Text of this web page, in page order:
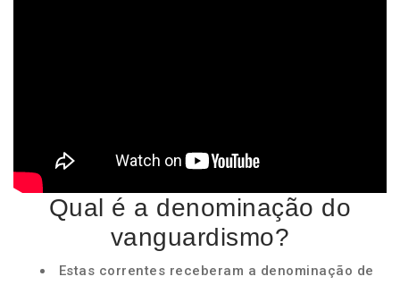
Qual é a denominação do
vanguardismo?
Estas correntes receberam a denominação de